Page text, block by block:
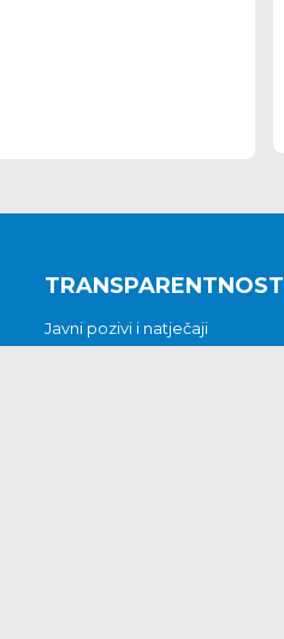
TRANSPARENTNOST
Javni pozivi i natječaji